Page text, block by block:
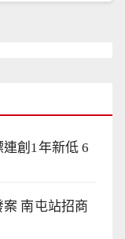
連創1年新低 6
南屯站招商